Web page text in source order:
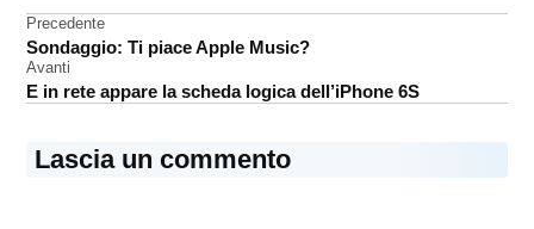
iPhone
Navigazione
articoli
Precedente
Sondaggio: Ti piace Apple Music?
Avanti
E in rete appare la scheda logica dell’iPhone 6S
Lascia un commento